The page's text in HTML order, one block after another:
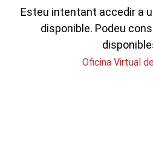
Esteu intentant accedir a
disponible. Podeu
Oficina Virtual